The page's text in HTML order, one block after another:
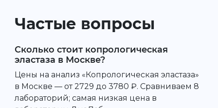
Частые вопросы
Сколько стоит копрологическая
эластаза в Москве?
Цены на анализ «Копрологическая эластаза»
в Москве — от 2729 до 3780 ₽. Сравниваем 8
лабораторий; самая низкая цена в